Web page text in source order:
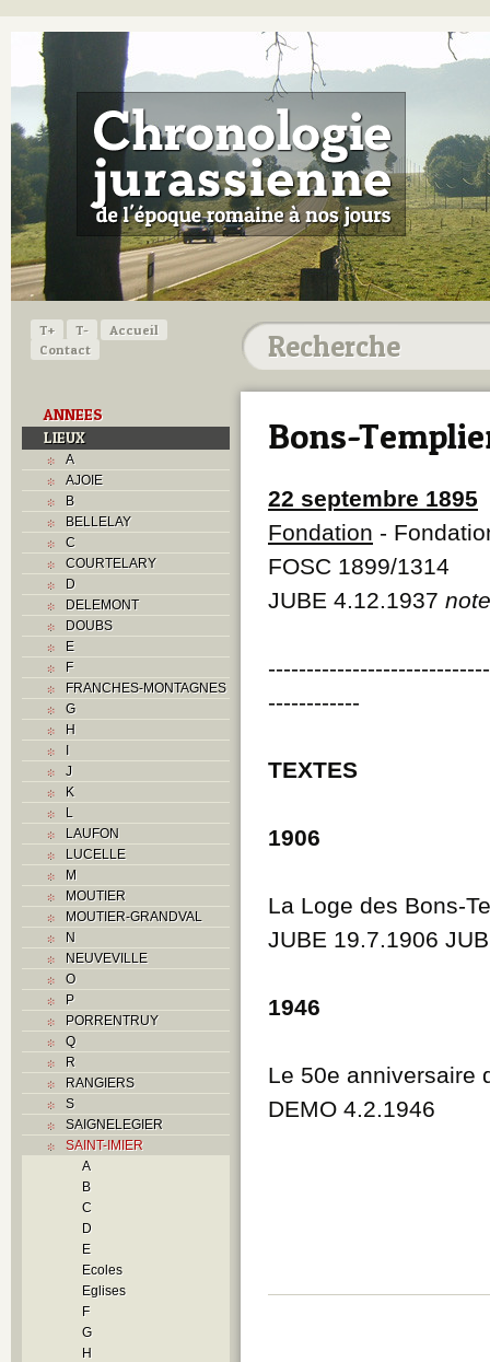
T+ T-
Accueil
Contact
ANNEES
LIEUX
A
AJOIE
B
BELLELAY
C
COURTELARY
D
DELEMONT
DOUBS
E
F
FRANCHES-MONTAGNES
G
H
I
J
K
L
LAUFON
LUCELLE
M
MOUTIER
MOUTIER-GRANDVAL
N
NEUVEVILLE
O
P
PORRENTRUY
Q
R
RANGIERS
S
SAIGNELEGIER
SAINT-IMIER
A
B
C
D
E
Ecoles
Eglises
F
G
H
Bons-
22 septembre 1895
Fondation -
FOSC 1899/1314
JUBE 4.12.1937
------------
TEXTES
1906
La Loge des Bons-
JUBE 19.7.1906
1946
Le 50e anniversaire
DEMO 4.2.1946